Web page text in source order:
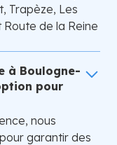
Trapèze, Les
de la Reine
à Boulogne-
pour
nous
garantir des